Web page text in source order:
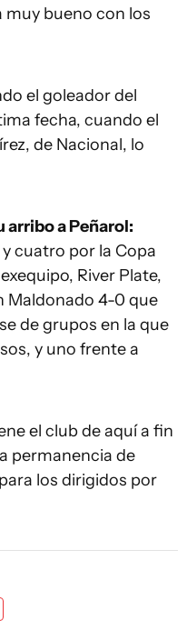
bueno con los
el goleador del
fecha, cuando el
de Nacional, lo
arribo a Peñarol:
cuatro por la Copa
River Plate,
Maldonado 4-0 que
de grupos en la que
y uno frente a
el club de aquí a fin
permanencia de
los dirigidos por